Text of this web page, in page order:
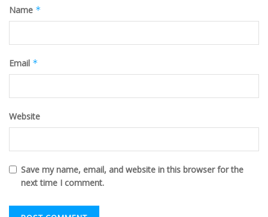
Name *
Email *
Website
Save my name, email, and website in this browser for the
next time I comment.